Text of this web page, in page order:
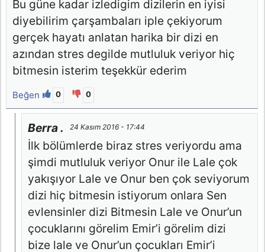
Bu güne kadar izledigim dizilerin en iyisi
diyebilirim çarşambaları iple çekiyorum
gerçek hayatı anlatan harika bir dizi en
azından stres degilde mutluluk veriyor hiç
bitmesin isterim teşekkür ederim
Beğen 0 0
Berra . 24 Kasım 2016 - 17:44
İlk bölümlerde biraz stres veriyordu ama
şimdi mutluluk veriyor Onur ile Lale çok
yakışıyor Lale ve Onur ben çok seviyorum
dizi hiç bitmesin istiyorum onlara Sen
evlensinler dizi Bitmesin Lale ve Onur’un
çocuklarını görelim Emir’i görelim dizi
bize lale ve Onur’un çocukları Emir’i